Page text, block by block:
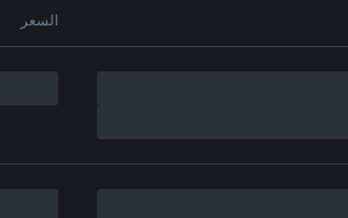
السعر